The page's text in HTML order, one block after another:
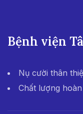
Bệnh viện
Nụ cười thân
Chất lượng